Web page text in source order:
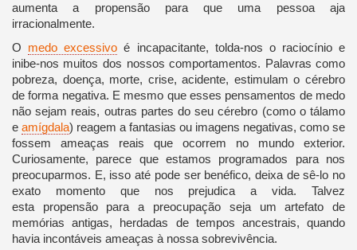
aumenta a propensão para que uma pessoa aja
irracionalmente.
O medo excessivo é incapacitante, tolda-nos o raciocínio e
inibe-nos muitos dos nossos comportamentos. Palavras como
pobreza, doença, morte, crise, acidente, estimulam o cérebro
de forma negativa. E mesmo que esses pensamentos de medo
não sejam reais, outras partes do seu cérebro (como o tálamo
e amígdala) reagem a fantasias ou imagens negativas, como se
fossem ameaças reais que ocorrem no mundo exterior.
Curiosamente, parece que estamos programados para nos
preocuparmos. E, isso até pode ser benéfico, deixa de sê-lo no
exato momento que nos prejudica a vida. Talvez
esta propensão para a preocupação seja um artefato de
memórias antigas, herdadas de tempos ancestrais, quando
havia incontáveis ​​ameaças à nossa sobrevivência.